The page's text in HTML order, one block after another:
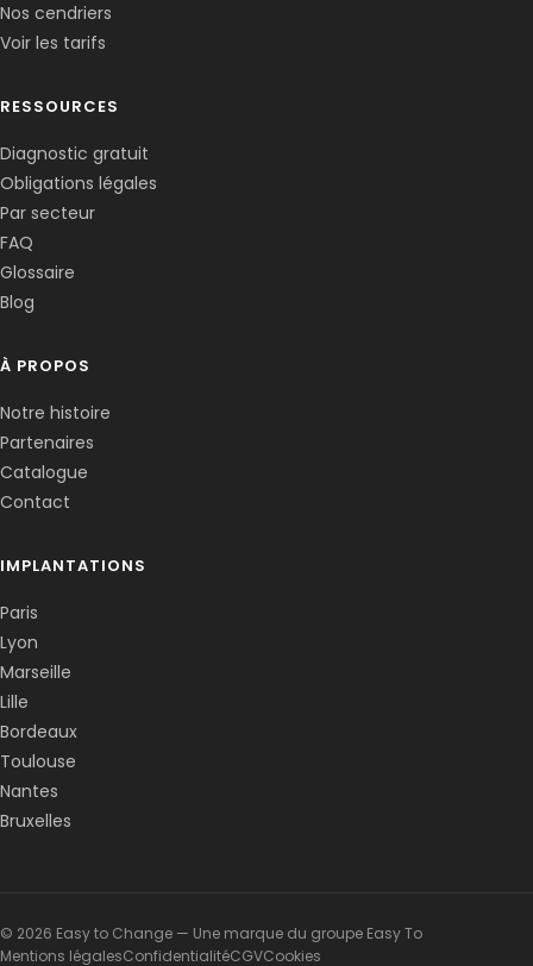
Nos cendriers
Voir les tarifs
RESSOURCES
Diagnostic gratuit
Obligations légales
Par secteur
FAQ
Glossaire
Blog
À PROPOS
Notre histoire
Partenaires
Catalogue
Contact
IMPLANTATIONS
Paris
Lyon
Marseille
Lille
Bordeaux
Toulouse
Nantes
Bruxelles
© 2026 Easy to Change — Une marque du groupe Easy To
Mentions légalesConfidentialitéCGVCookies